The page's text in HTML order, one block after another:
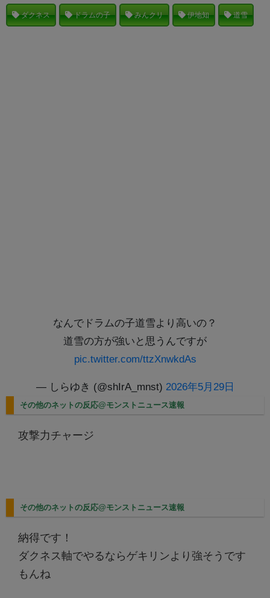
ダクネス ドラムの子 みんクリ 伊地知 道雪
なんでドラムの子道雪より高いの？
道雪の方が強いと思うんですが
pic.twitter.com/ttzXnwkdAs
— しらゆき (@shIrA_mnst) 2026年5月29日
その他のネットの反応@モンストニュース速報
攻撃力チャージ
その他のネットの反応@モンストニュース速報
納得です！
ダクネス軸でやるならゲキリンより強そうです
もんね